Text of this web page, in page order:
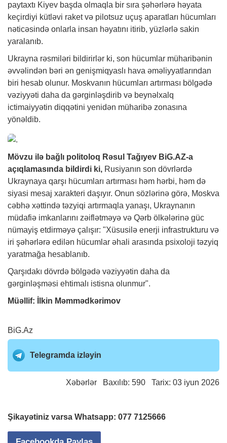
paytaxtı Kiyev başda olmaqla bir sıra şəhərlərə həyata
keçirdiyi kütləvi raket və pilotsuz uçuş aparatları hücumları
nəticəsində onlarla insan həyatını itirib, yüzlərlə sakin
yaralanıb.
Ukrayna rəsmiləri bildirirlər ki, son hücumlar müharibənin
əvvəlindən bəri ən genişmiqyaslı hava əməliyyatlarından
biri hesab olunur. Moskvanın hücumları artırması bölgədə
vəziyyəti daha da gərginləşdirib və beynəlxalq
ictimaiyyətin diqqətini yenidən müharibə zonasına
yönəldib.
Mövzu ilə bağlı politoloq Rəsul Tağıyev BiG.AZ-a
açıqlamasında bildirdi ki, Rusiyanın son dövrlərdə
Ukraynaya qarşı hücumları artırması həm hərbi, həm də
siyasi mesaj xarakteri daşıyır. Onun sözlərinə görə, Moskva
cəbhə xəttində təzyiqi artırmaqla yanaşı, Ukraynanın
müdafiə imkanlarını zəiflətməyə və Qərb ölkələrinə güc
nümayiş etdirməyə çalışır: "Xüsusilə enerji infrastrukturu və
iri şəhərlərə edilən hücumlar əhali arasında psixoloji təzyiq
yaratmağa hesablanıb.
Qarşıdakı dövrdə bölgədə vəziyyətin daha da
gərginləşməsi ehtimalı istisna olunmur".
Müəllif: İlkin Məmmədkərimov
BiG.Az
Telegramda izləyin
Xəbərlər Baxılıb: 590 Tarix: 03 iyun 2026
Şikayətiniz varsa Whatsapp: 077 7125666